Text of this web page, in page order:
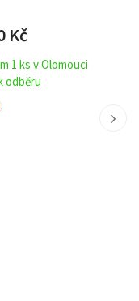
Kč
1 ks v Olomouci
odběru